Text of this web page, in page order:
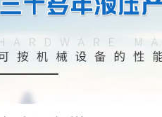
发展历程
团队文化